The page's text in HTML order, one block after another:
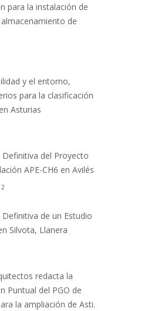
para la instalación de
de
y el entorno,
para la clasificación
Asturias
del Proyecto
APE-CH6 en Avilés
de un Estudio
Silvota, Llanera
redacta la
Puntual del PGO de
la ampliación de Asti.